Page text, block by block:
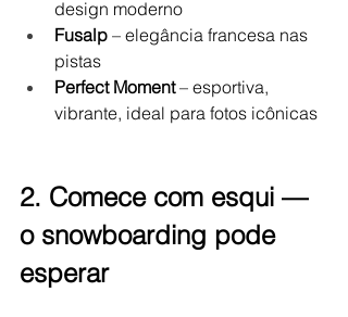
design moderno
Fusalp – elegância francesa nas
pistas
Perfect Moment – esportiva,
vibrante, ideal para fotos icônicas
2. Comece com esqui —
o snowboarding pode
esperar